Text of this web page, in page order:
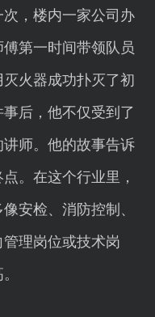
，楼内一家公司办
第一时间带领队员
火器成功扑灭了初
后，他不仅受到了
师。他的故事告诉
。在这个行业里，
安检、消防控制、
理岗位或技术岗